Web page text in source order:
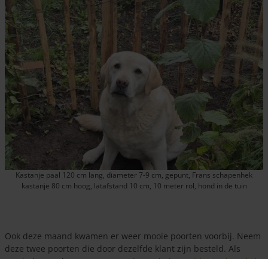
Kastanje paal 120 cm lang, diameter 7-9 cm, gepunt, Frans schapenhek
kastanje 80 cm hoog, latafstand 10 cm, 10 meter rol, hond in de tuin
Ook deze maand kwamen er weer mooie poorten voorbij. Neem
deze twee poorten die door dezelfde klant zijn besteld. Als